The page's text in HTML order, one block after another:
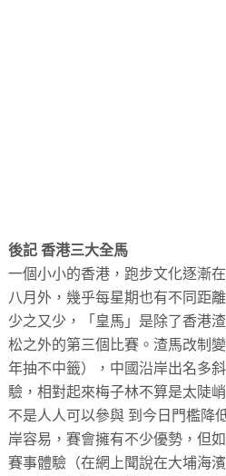
後記 香港三大全馬
一個小小的香港，跑步文化逐漸
八月外，幾乎每星期也有不同距
少之又少，「皇馬」是除了香港
松之外的第三個比賽。渣馬改制
年抽不中籤），中國沿岸出名多
驗，相對起來梅子林不算是太陡
不是人人可以參與 到今日門檻降
岸容易，賽會擁有不少優勢，但
賽事體驗（在網上聞說在大埔海